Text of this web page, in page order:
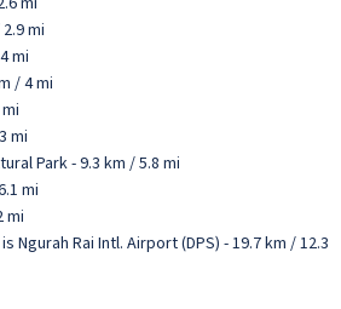
mi
mi
/ 4 mi
mi
Park - 9.3 km / 5.8 mi
mi
mi
Rai Intl. Airport (DPS) - 19.7 km / 12.3